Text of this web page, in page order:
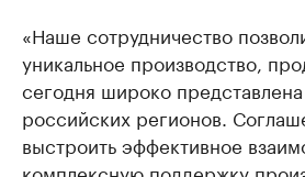
«Наше сотрудничество
уникальное производство,
сегодня широко
российских регионов.
выстроить эффективное